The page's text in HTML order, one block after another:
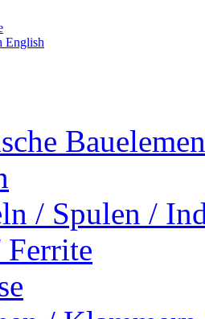
English
/ Spulen /